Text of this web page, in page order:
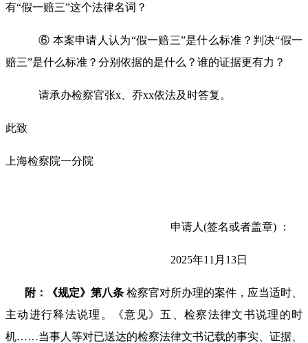
有“假一赔三”这个法律名词？
⑥ 本案申请人认为“假一赔三”是什么标准？判决“假一
赔三”是什么标准？分别依据的是什么？谁的证据更有力？
请承办检察官张x 、乔xx依法及时答复。
此致
上海检察院一分院
申请人 (签名或者盖章) ：
2025年11 月 13日
附：《规定》第八条 检察官对所办理的案件，应当适时、
主动进行释法说理。《意见》五、检察法律文书说理的时
机……当事人等对已送达的检察法律文书记载的事实、证据、